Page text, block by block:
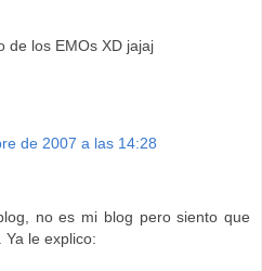
de los EMOs XD jajaj
de 2007 a las 14:28
no es mi blog pero siento que
le explico: